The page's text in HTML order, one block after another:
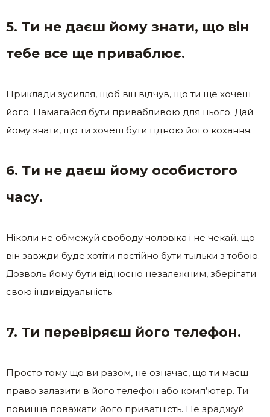
5. Ти не даєш йому знати, що він
тебе все ще приваблює.
Приклади зусилля, щоб він відчув, що ти ще хочеш
його. Намагайся бути привабливою для нього. Дай
йому знати, що ти хочеш бути гідною його кохання.
6. Ти не даєш йому особистого
часу.
Ніколи не обмежуй свободу чоловіка і не чекай, що
він завжди буде хотіти постійно бути тыльки з тобою.
Дозволь йому бути відносно незалежним, зберігати
свою індивідуальність.
7. Ти перевіряєш його телефон.
Просто тому що ви разом, не означає, що ти маєш
право залазити в його телефон або комп’ютер. Ти
повинна поважати його приватність. Не зраджуй